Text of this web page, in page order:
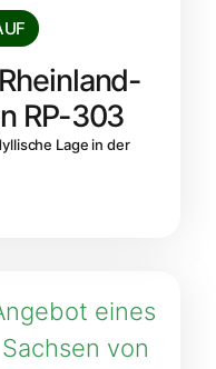
RP-303
Lage in der